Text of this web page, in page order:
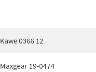
Kawe 0366 12
Maxgear 19-0474